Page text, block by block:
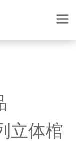
立体棺